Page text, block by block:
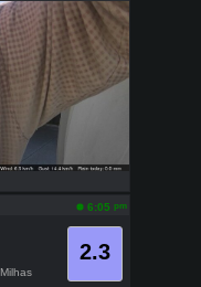
6:05 pm
2.3
Milhas